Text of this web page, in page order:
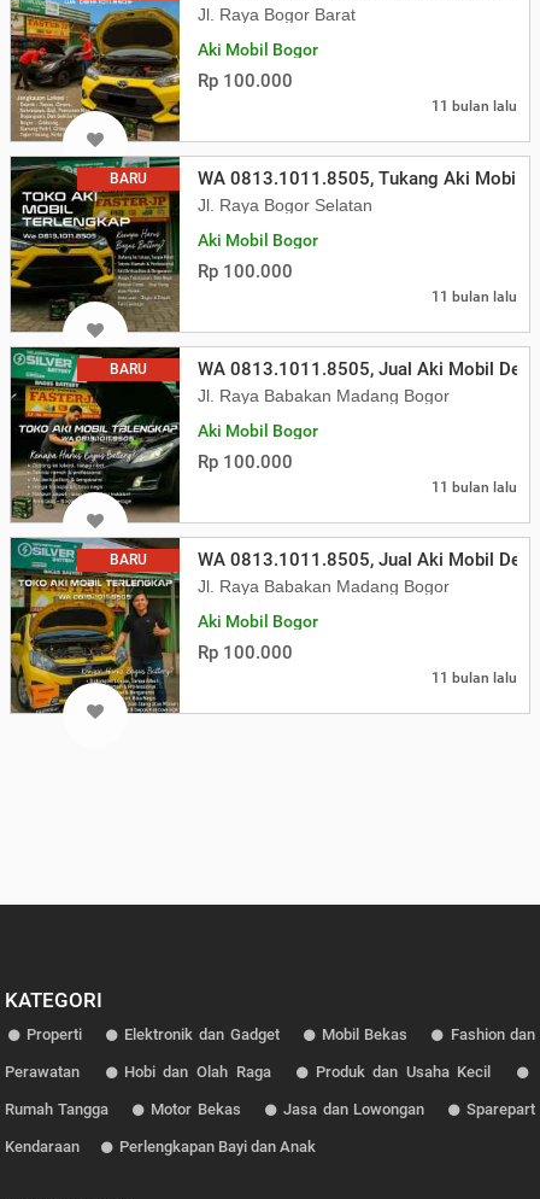
Jl. Raya Bogor Barat
Aki Mobil Bogor
Rp 100.000
11 bulan lalu
BARU WA 0813.1011.8505, Tukang Aki Mobil
Jl. Raya Bogor Selatan
Aki Mobil Bogor
Rp 100.000
11 bulan lalu
BARU WA 0813.1011.8505, Jual Aki Mobil
Jl. Raya Babakan Madang Bogor
Aki Mobil Bogor
Rp 100.000
11 bulan lalu
BARU WA 0813.1011.8505, Jual Aki Mobil
Jl. Raya Babakan Madang Bogor
Aki Mobil Bogor
Rp 100.000
11 bulan lalu
KATEGORI
Properti Elektronik dan Gadget Mobil Bekas Fashion dan
Perawatan Hobi dan Olah Raga Produk dan Usaha Kecil
Rumah Tangga Motor Bekas Jasa dan Lowongan Sparepart
Kendaraan Perlengkapan Bayi dan Anak